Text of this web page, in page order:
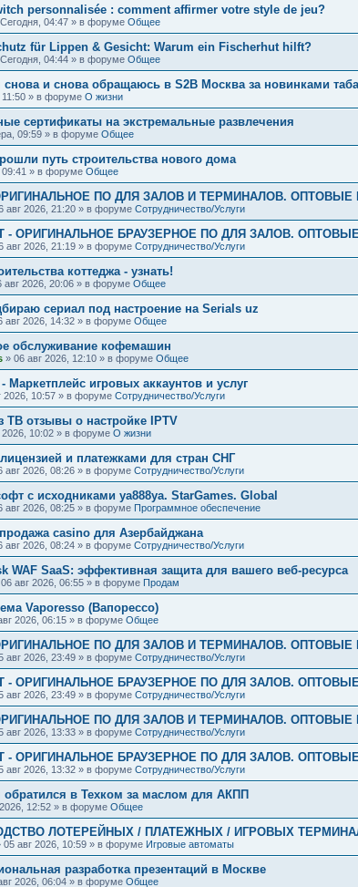
personnalisée : comment affirmer votre style de jeu?
Сегодня, 04:47 » в форуме Общее
für Lippen & Gesicht: Warum ein Fischerhut hilft?
Сегодня, 04:44 » в форуме Общее
и снова обращаюсь в S2B Москва за новинками
» в форуме О жизни
сертификаты на экстремальные развлечения
09:59 » в форуме Общее
путь строительства нового дома
» в форуме Общее
ПО ДЛЯ ЗАЛОВ И ТЕРМИНАЛОВ.
авг 2026, 21:20 » в форуме Сотрудничество/Услуги
- ОРИГИНАЛЬНОЕ БРАУЗЕРНОЕ ПО ДЛЯ ЗАЛОВ.
авг 2026, 21:19 » в форуме Сотрудничество/Услуги
коттеджа - узнать!
авг 2026, 20:06 » в форуме Общее
сериал под настроение на Serials uz
авг 2026, 14:32 » в форуме Общее
обслуживание кофемашин
» 06 авг 2026, 12:10 » в форуме Общее
Маркетплейс игровых аккаунтов и услуг
2026, 10:57 » в форуме Сотрудничество/Услуги
ТВ отзывы о настройке IPTV
2026, 10:02 » в форуме О жизни
и платежками для стран СНГ
авг 2026, 08:26 » в форуме Сотрудничество/Услуги
с исходниками ya888ya. StarGames. Global
авг 2026, 08:25 » в форуме Программное обеспечение
casino для Азербайджана
авг 2026, 08:24 » в форуме Сотрудничество/Услуги
WAF SaaS: эффективная защита для вашего веб-ресурса
06 авг 2026, 06:55 » в форуме Продам
Vaporesso (Вапорессо)
2026, 06:15 » в форуме Общее
ПО ДЛЯ ЗАЛОВ И ТЕРМИНАЛОВ.
авг 2026, 23:49 » в форуме Сотрудничество/Услуги
- ОРИГИНАЛЬНОЕ БРАУЗЕРНОЕ ПО ДЛЯ ЗАЛОВ.
авг 2026, 23:49 » в форуме Сотрудничество/Услуги
ПО ДЛЯ ЗАЛОВ И ТЕРМИНАЛОВ.
авг 2026, 13:33 » в форуме Сотрудничество/Услуги
- ОРИГИНАЛЬНОЕ БРАУЗЕРНОЕ ПО ДЛЯ ЗАЛОВ.
авг 2026, 13:32 » в форуме Сотрудничество/Услуги
в Техком за маслом для АКПП
12:52 » в форуме Общее
ЛОТЕРЕЙНЫХ / ПЛАТЕЖНЫХ / ИГРОВЫХ
05 авг 2026, 10:59 » в форуме Игровые автоматы
разработка презентаций в Москве
2026, 06:04 » в форуме Общее